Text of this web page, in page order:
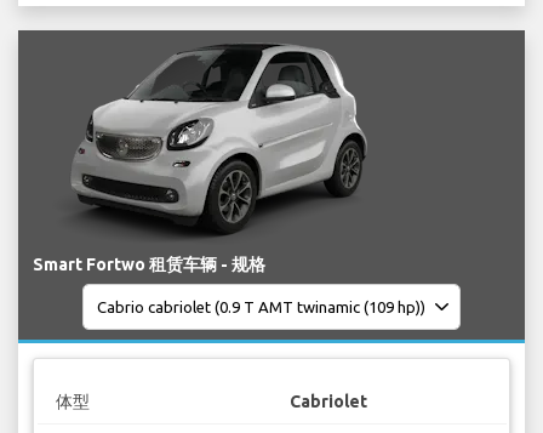
Smart Fortwo 租赁车辆 - 规格
体型 Cabriolet